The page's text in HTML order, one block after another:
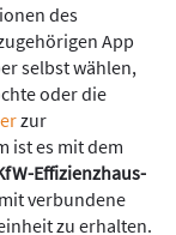
des
App
selbst wählen,
oder die
zur
ist es mit dem
Effizienzhaus-
verbundene
zu erhalten.